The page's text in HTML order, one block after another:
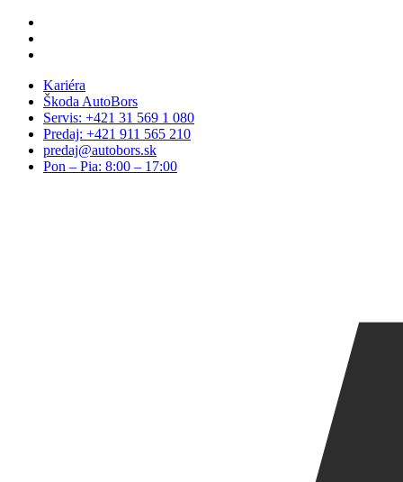
Skip
main
Kariéra
Škoda AutoBors
Servis: +421 31 569 1 080
Predaj: +421 911 565 210
predaj@autobors.sk
Pon – Pia: 8:00 – 17:00